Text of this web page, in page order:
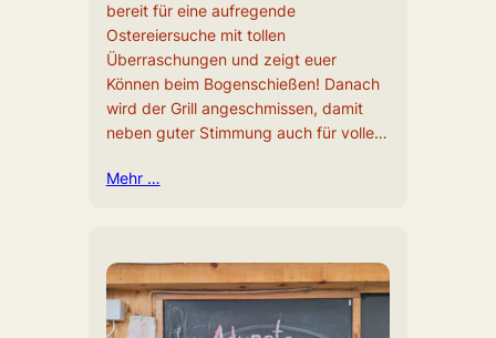
bereit für eine aufregende
Ostereiersuche mit tollen
Überraschungen und zeigt euer
Können beim Bogenschießen! Danach
wird der Grill angeschmissen, damit
neben guter Stimmung auch für volle…
Mehr …